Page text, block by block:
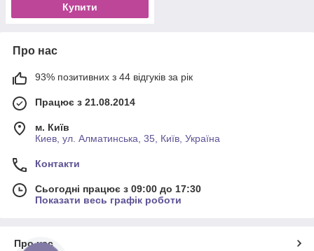
Купити
Про нас
93% позитивних з 44 відгуків за рік
Працює з 21.08.2014
м. Київ
Киев, ул. Алматинська, 35, Київ, Україна
Контакти
Сьогодні працює з 09:00 до 17:30
Показати весь графік роботи
Про нас